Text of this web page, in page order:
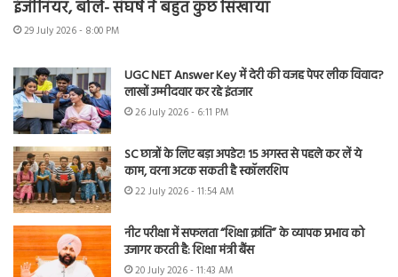
इंजीनियर, बोले- संघर्ष ने बहुत कुछ सिखाया
29 July 2026 - 8:00 PM
UGC NET Answer Key में देरी की वजह पेपर लीक विवाद?
लाखों उम्मीदवार कर रहे इंतजार
26 July 2026 - 6:11 PM
SC छात्रों के लिए बड़ा अपडेट! 15 अगस्त से पहले कर लें ये
काम, वरना अटक सकती है स्कॉलरशिप
22 July 2026 - 11:54 AM
नीट परीक्षा में सफलता “शिक्षा क्रांति” के व्यापक प्रभाव को
उजागर करती है: शिक्षा मंत्री बैंस
20 July 2026 - 11:43 AM